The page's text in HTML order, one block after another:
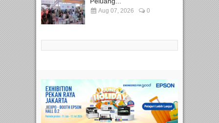
Aug 07, 2026 0